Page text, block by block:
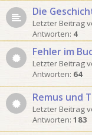
Die
Letzter Beitrag
Antworten: 4
Fehler im
Letzter Beitrag
Antworten: 64
Remus und
Letzter Beitrag
Antworten: 183